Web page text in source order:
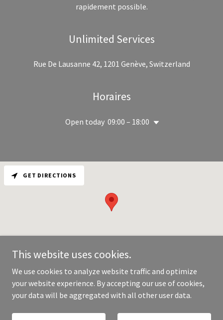
rapidement possible.
Unlimited Services
Rue De Lausanne 42, 1201 Genève, Switzerland
Horaires
Open today 09:00 – 18:00
GET DIRECTIONS
Copyright © 2026 Unlimited Services - All Rights Reserved.
This website uses cookies.
We use cookies to analyze website traffic and optimize
your website experience. By accepting our use of cookies,
your data will be aggregated with all other user data.